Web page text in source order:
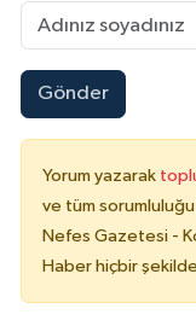
Gönder
Yorum yazarak
ve tüm
Nefes Gazetesi -
Haber hiçbir